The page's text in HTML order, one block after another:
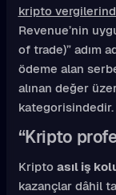
kripto
Revenue’nin
of trade)” adım
ödeme alan
alınan değer
kategorisindedir.
“Kripto
Kripto asıl iş
kazançlar dâhil